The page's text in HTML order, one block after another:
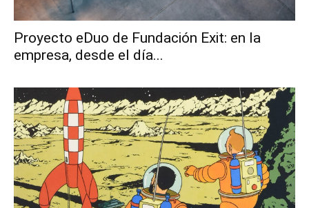
Proyecto eDuo de Fundación Exit: en la
empresa, desde el día...